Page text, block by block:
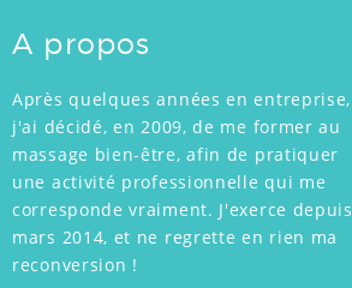
A propos
Après quelques années en entreprise,
j'ai décidé, en 2009, de me former au
massage bien-être, afin de pratiquer
une activité professionnelle qui me
corresponde vraiment. J'exerce depuis
mars 2014, et ne regrette en rien ma
reconversion !